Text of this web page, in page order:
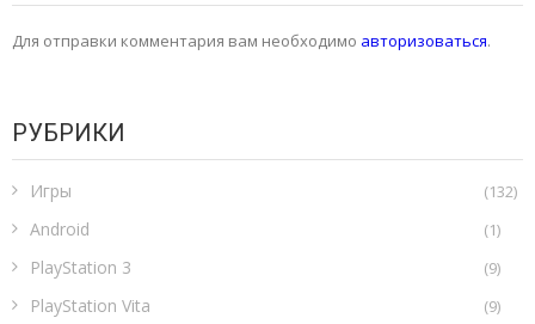
Для отправки комментария вам необходимо авторизоваться.
РУБРИКИ
Игры (132)
Android (1)
PlayStation 3 (9)
PlayStation Vita (9)